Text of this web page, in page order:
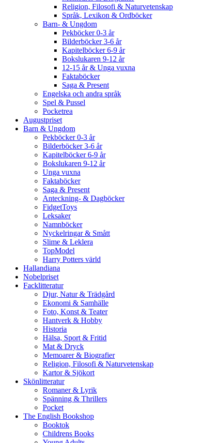
Religion, Filosofi & Naturvetenskap
Språk, Lexikon & Ordböcker
Barn- & Ungdom
Pekböcker 0-3 år
Bilderböcker 3-6 år
Kapitelböcker 6-9 år
Bokslukaren 9-12 år
12-15 år & Unga vuxna
Faktaböcker
Saga & Present
Engelska och andra språk
Spel & Pussel
Pocketrea
Augustpriset
Barn & Ungdom
Pekböcker 0-3 år
Bilderböcker 3-6 år
Kapitelböcker 6-9 år
Bokslukaren 9-12 år
Unga vuxna
Faktaböcker
Saga & Present
Anteckning- & Dagböcker
FidgetToys
Leksaker
Namnböcker
Nyckelringar & Smått
Slime & Leklera
TopModel
Harry Potters värld
Hallandiana
Nobelpriset
Facklitteratur
Djur, Natur & Trädgård
Ekonomi & Samhälle
Foto, Konst & Teater
Hantverk & Hobby
Historia
Hälsa, Sport & Fritid
Mat & Dryck
Memoarer & Biografier
Religion, Filosofi & Naturvetenskap
Kartor & Sjökort
Skönlitteratur
Romaner & Lyrik
Spänning & Thrillers
Pocket
The English Bookshop
Booktok
Childrens Books